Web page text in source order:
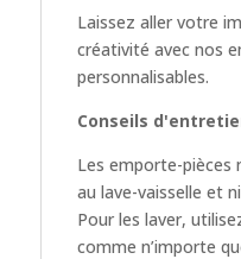
Laissez aller votre
créativité avec nos
personnalisables.
Conseils
Les emporte-pièces
au lave-vaisselle et
Pour les laver,
comme n’importe